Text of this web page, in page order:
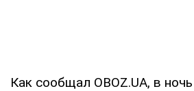
Как сообщал OBOZ.UA, в